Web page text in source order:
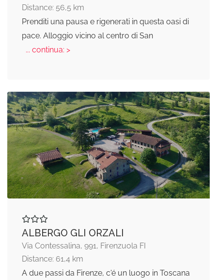
Distance: 56,5 km
Prenditi una pausa e rigenerati in questa oasi di
pace. Alloggio vicino al centro di San
... continua: >
ALBERGO GLI ORZALI
Via Contessalina, 991, Firenzuola FI
Distance: 61,4 km
A due passi da Firenze, c'é un luogo in Toscana